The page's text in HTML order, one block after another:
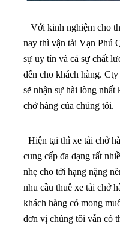
Với kinh nghiệm cho
nay thì vận tải Vạn Phú
sự uy tín và cả sự chất
đến cho khách hàng.
sẽ nhận sự hài lòng
chở hàng của chúng tôi.
Hiện tại thì xe tải chở
cung cấp đa dạng rất
nhẹ cho tới hạng nặng
nhu cầu thuê xe tải chở
khách hàng có mong
đơn vị chúng tôi vẫn có